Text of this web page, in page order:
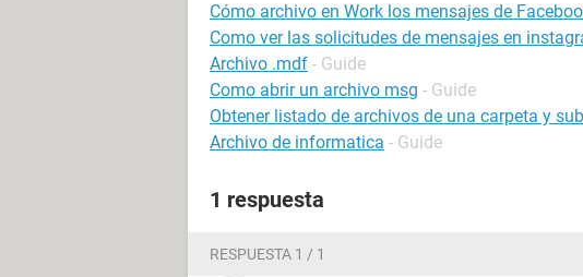
Cómo archivo en Work los mensajes de
Como ver las solicitudes de mensajes en
Archivo .mdf - Guide
Como abrir un archivo msg - Guide
Obtener listado de archivos de una carpeta y
Archivo de informatica - Guide
1 respuesta
RESPUESTA 1 / 1